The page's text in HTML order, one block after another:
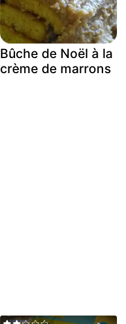
Bûche de Noël à la
crème de marrons